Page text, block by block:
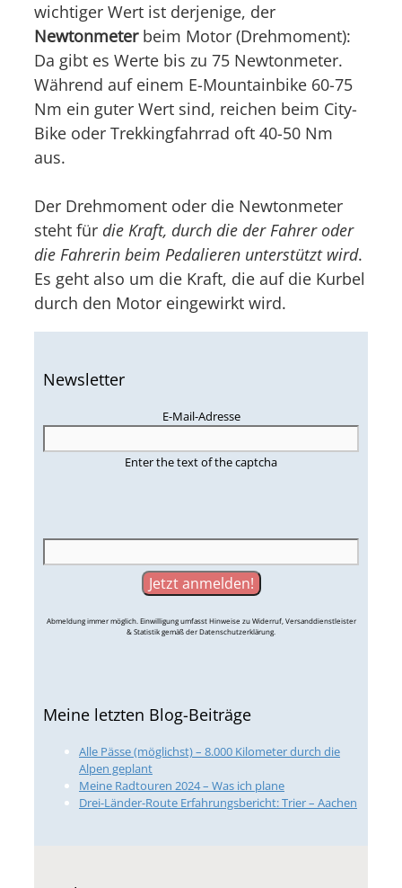
wichtiger Wert ist derjenige, der
Newtonmeterbeim Motor (Drehmoment):
Da gibt es Werte bis zu 75 Newtonmeter.
Während auf einem E-Mountainbike 60-75
Nm ein guter Wert sind, reichen beim City-
Bike oder Trekkingfahrrad oft 40-50 Nm
aus.
Der Drehmoment oder die Newtonmeter
steht für die Kraft, durch die der Fahrer oder
die Fahrerin beim Pedalieren unterstützt wird.
Es geht also um die Kraft, die auf die Kurbel
durch den Motor eingewirkt wird.
Newsletter
E-Mail-Adresse
Enter the text of the captcha
Abmeldung immer möglich. Einwilligung umfasst Hinweise zu Widerruf, Versanddienstleister
& Statistik gemäß der Datenschutzerklärung.
Meine letzten Blog-Beiträge
Alle Pässe (möglichst) – 8.000 Kilometer durch die
Alpen geplant
Meine Radtouren 2024 – Was ich plane
Drei-Länder-Route Erfahrungsbericht: Trier – Aachen